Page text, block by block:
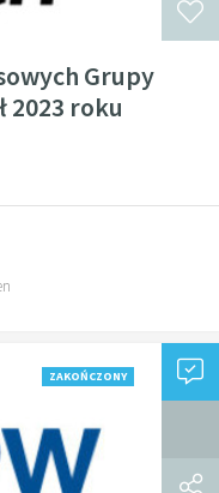
Grupy
2023 roku
ZAKOŃCZONY